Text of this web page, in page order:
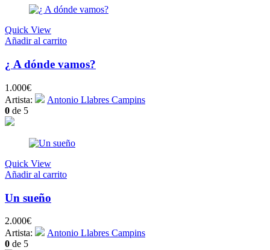
Quick View
Añadir al carrito
¿ A dónde vamos?
1.000€
Artista:
Antonio Llabres Campins
0 de 5
Quick View
Añadir al carrito
Un sueño
2.000€
Artista:
Antonio Llabres Campins
0 de 5